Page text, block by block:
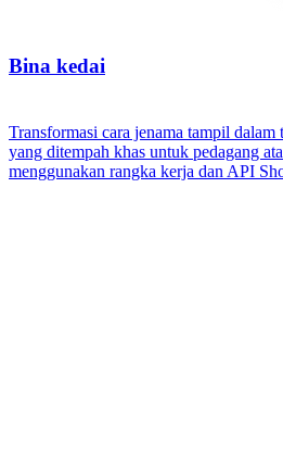
Bina kedai
Transformasi cara jenama tampil
yang ditempah khas untuk pedagang
menggunakan rangka kerja dan API